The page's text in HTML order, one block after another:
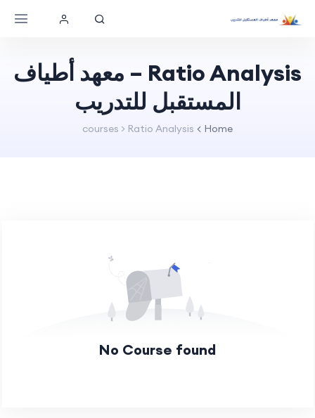
Ratio Analysis – معهد أطياف
المستقبل للتدريب
Home
courses > Ratio Analysis
No Course found